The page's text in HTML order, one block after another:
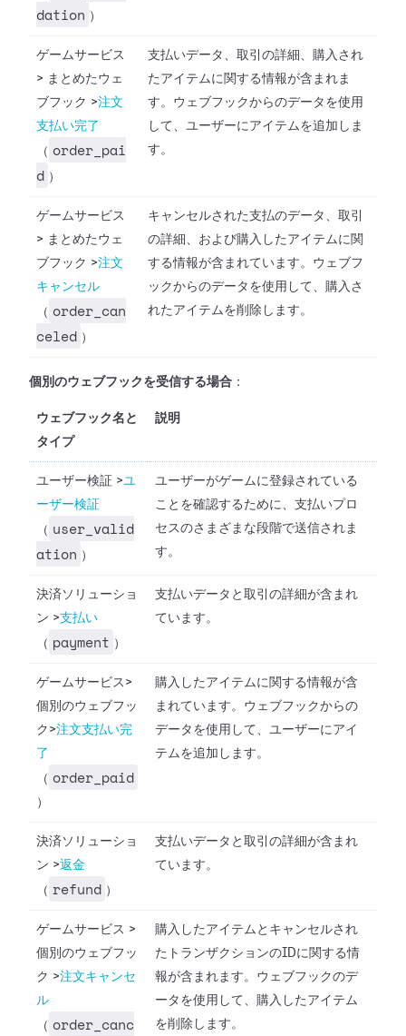
dation ）
ゲームサービス
> まとめたウェ
ブフック >注文
支払い完了
（ order_pai
d ）
支払いデータ、取引の詳細、購入され
たアイテムに関する情報が含まれま
す。ウェブフックからのデータを使用
して、ユーザーにアイテムを追加しま
す。
ゲームサービス
> まとめたウェ
ブフック >注文
キャンセル
（ order_can
celed ）
キャンセルされた支払のデータ、取引
の詳細、および購入したアイテムに関
する情報が含まれています。ウェブフ
ックからのデータを使用して、購入さ
れたアイテムを削除します。
個別のウェブフックを受信する場合 ：
ウェブフック名と
タイプ
説明
ユーザー検証 >ユ
ーザー検証
（ user_valid
ation ）
ユーザーがゲームに登録されている
ことを確認するために、支払いプロ
セスのさまざまな段階で送信されま
す。
決済ソリューショ
ン >支払い
（ payment ）
支払いデータと取引の詳細が含まれ
ています。
ゲームサービス >
個別のウェブフッ
ク >注文支払い完
了
（ order_paid
）
購入したアイテムに関する情報が含
まれています。ウェブフックからの
データを使用して、ユーザーにアイ
テムを追加します。
決済ソリューショ
ン >返金
（ refund ）
支払いデータと取引の詳細が含まれ
ています。
ゲームサービス >
個別のウェブフッ
ク >注文キャンセ
ル
（ order_canc
購入したアイテムとキャンセルされ
たトランザクションのIDに関する情
報が含まれます。ウェブフックのデ
ータを使用して、購入したアイテム
を削除します。